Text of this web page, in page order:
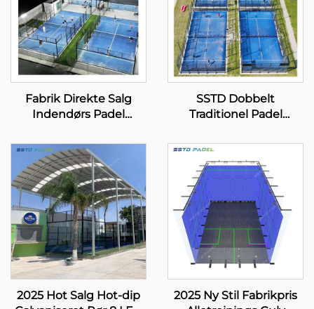
Fabrik Direkte Salg
Indendørs Padel
Sælgende Engros
Panoramisk Paddle
Bane 001-3
SSTD Dobbelt
Traditionel Padel
WPT LED Lys Klassisk
Udendørs Paddle Bane
002
2025 Hot Salg Hot-dip
2025 Ny Stil Fabrikpris